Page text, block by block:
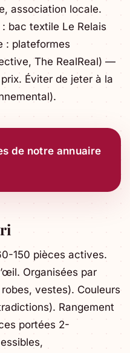
association locale.
bac textile Le Relais
: plateformes
The RealReal) —
Éviter de jeter à la
de notre annuaire
150 pièces actives.
Organisées par
vestes). Couleurs
Rangement
portées 2-